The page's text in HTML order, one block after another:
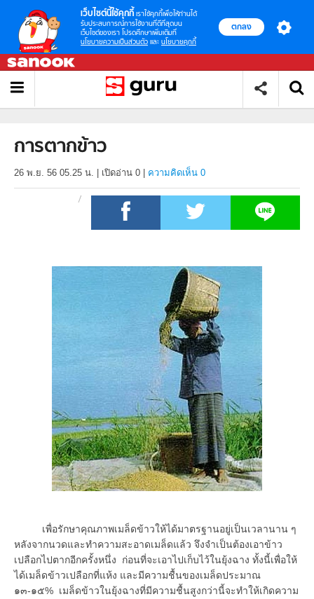
เว็บไซต์นี้ใช้คุกกี้ เราใช้คุกกี้เพื่อให้ท่านได้
รับประสบการณ์การใช้งานที่ดีที่สุดบน
เว็บไซต์ของเรา โปรดศึกษาเพิ่มเติมที่
นโยบายความเป็นส่วนตัว และ นโยบายคุกกี้
ตกลง
การตากข้าว
26 พ.ย. 56 05.25 น. เปิดอ่าน 0 ความคิดเห็น 0
เพื่อรักษาคุณภาพเมล็ดข้าวให้ได้มาตรฐานอยู่เป็นเวลานาน ๆ
หลังจากนวดและทำความสะอาดเมล็ดแล้ว จึงจำเป็นต้องเอาข้าว
เปลือกไปตากอีกครั้งหนึ่ง ก่อนที่จะเอาไปเก็บไว้ในยุ้งฉาง ทั้งนี้เพื่อให้
ได้เมล็ดข้าวเปลือกที่แห้ง และมีความชื้นของเมล็ดประมาณ
๑๓-๑๕% เมล็ดข้าวในยุ้งฉางที่มีความชื้นสูงกว่านี้จะทำให้เกิดความ